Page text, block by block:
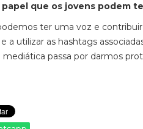
papel que os jovens podem
ter uma voz e
e a utilizar as hashtags
mediática passa por darmos